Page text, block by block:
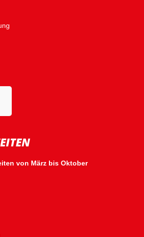
von März bis Oktober